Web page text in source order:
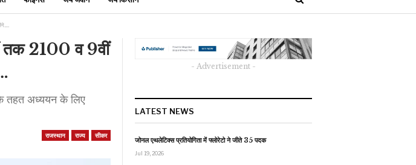
तक 2100 व 9वीं
के तहत अध्ययन के लिए
राजस्थान राज्य सीकर
- Advertisement -
LATEST NEWS
जोनल एथलेटिक्स प्रतियोगिता में फ्लोरेटो ने जीते 35 पदक
Jul 19, 2026